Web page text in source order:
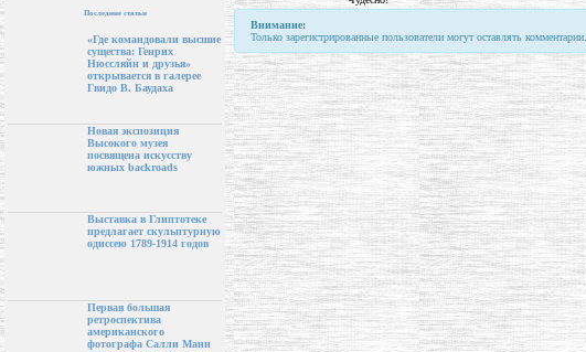
Последние статьи
«Где командовали высшие
существа: Генрих
Нюссляйн и друзья»
открывается в галерее
Гвидо В. Баудаха
Новая экспозиция
Высокого музея
посвящена искусству
южных backroads
Выставка в Глиптотеке
предлагает скульптурную
одиссею 1789-1914 годов
Первая большая
ретроспектива
американского
фотографа Салли Манн
Внимание:
Только зарегистрированные пользователи могут оставлять